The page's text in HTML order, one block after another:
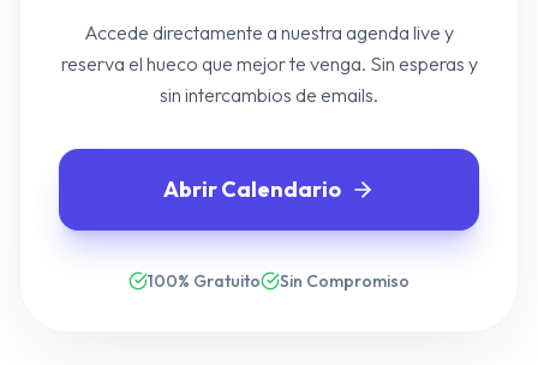
Accede directamente a nuestra agenda live y
reserva el hueco que mejor te venga. Sin esperas y
sin intercambios de emails.
Abrir Calendario
100% Gratuito Sin Compromiso